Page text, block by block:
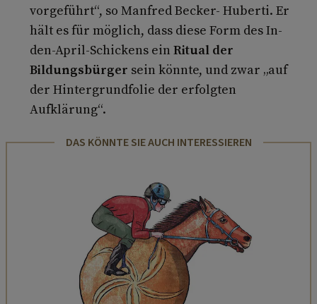
vorgeführt“, so Manfred Becker- Huberti. Er
hält es für möglich, dass diese Form des In-
den-April-Schickens ein Ritual der
Bildungsbürger sein könnte, und zwar „auf
der Hintergrundfolie der erfolgten
Aufklärung“.
DAS KÖNNTE SIE AUCH INTERESSIEREN